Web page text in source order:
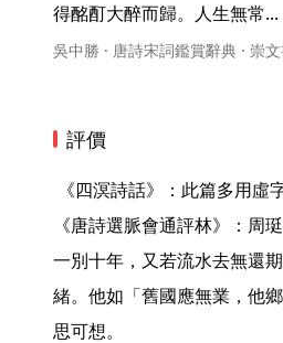
得酩酊大醉而歸。人生無常...
吳中勝 · 唐詩宋詞鑑賞辭典 · 崇
評價
《唐詩選脈會通評林》：周
一別十年，又若流水去無還
緒。他如「舊國應無業，他
思可想。